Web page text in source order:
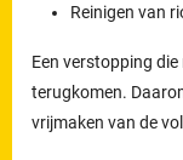
Reinigen van
Een verstopping
terugkomen.
vrijmaken van de